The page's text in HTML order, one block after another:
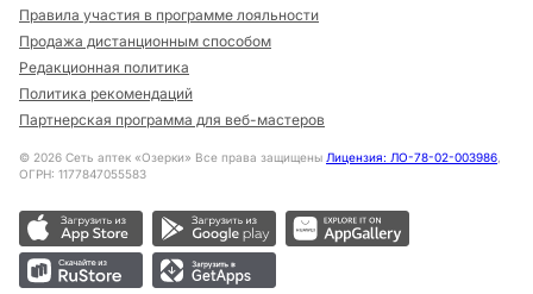
Правила участия в программе лояльности
Продажа дистанционным способом
Редакционная политика
Политика рекомендаций
Партнерская программа для веб-мастеров
© 2026 Сеть аптек «Озерки» Все права защищены Лицензия: ЛО-78-02-003986,
ОГРН: 1177847055583